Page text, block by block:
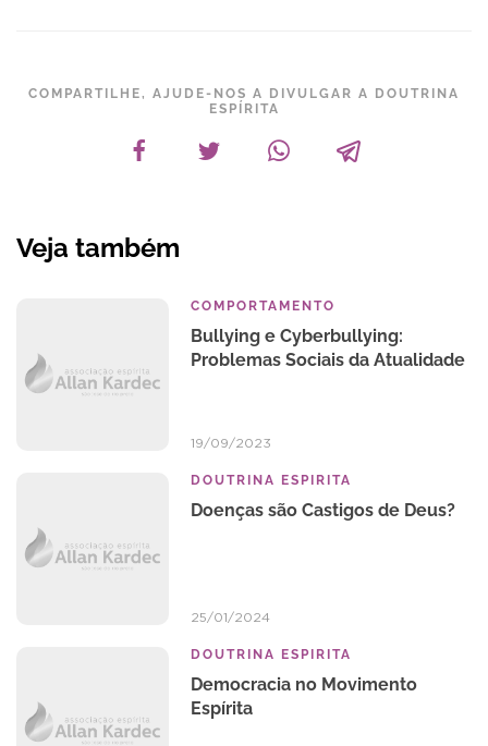
COMPARTILHE, AJUDE-NOS A DIVULGAR A DOUTRINA
ESPÍRITA
Veja também
COMPORTAMENTO
Bullying e Cyberbullying:
Problemas Sociais da Atualidade
19/09/2023
DOUTRINA ESPIRITA
Doenças são Castigos de Deus?
25/01/2024
DOUTRINA ESPIRITA
Democracia no Movimento
Espírita